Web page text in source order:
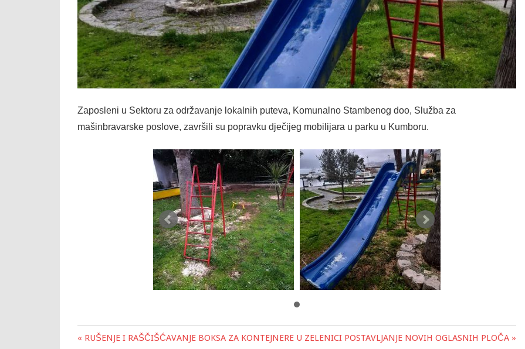
Zaposleni u Sektoru za održavanje lokalnih puteva, Komunalno Stambenog doo, Služba za
mašinbravarske poslove, završili su popravku dječijeg mobilijara u parku u Kumboru.
Post
« RUŠENJE I RAŠČIŠĆAVANJE BOKSA ZA KONTEJNERE U ZELENICI POSTAVLJANJE NOVIH OGLASNIH PLOČA »